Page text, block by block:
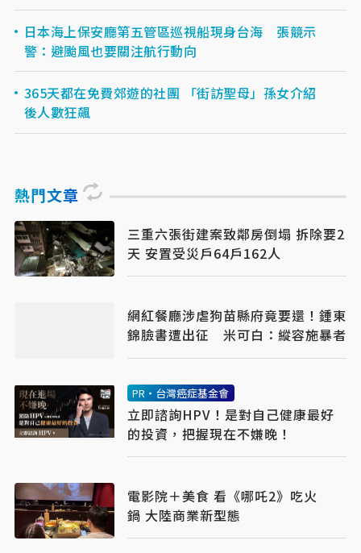
日本海上保安廳第五管區巡視船現身台海 張競示
警：避颱風也要關注航行動向
365天都在免費郊遊的社團 「街訪聖母」孫女介紹
後人數狂飆
熱門文章
三重六張街建案致鄰房倒塌 拆除要2
天 安置受災戶64戶162人
網紅餐廳涉虐狗苗縣府竟要還！鍾東
錦臉書遭出征 米可白：縱容施暴者
PR・台灣癌症基金會
立即諮詢HPV！是對自己健康最好
的投資，把握現在不嫌晚！
電影院＋美食 看《哪吒2》吃火
鍋 大陸商業新型態